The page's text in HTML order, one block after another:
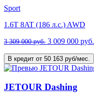
Sport
1.6T 8AT (186 л.с.) AWD
3 309 000 руб. 3 009 000 руб.
В кредит от 50 163 руб/мес.
JETOUR Dashing